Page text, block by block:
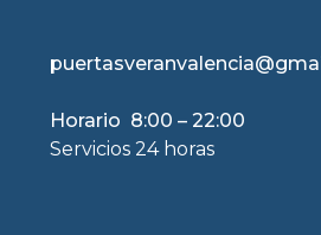
Horario 8:00 – 22:00
Servicios 24 horas